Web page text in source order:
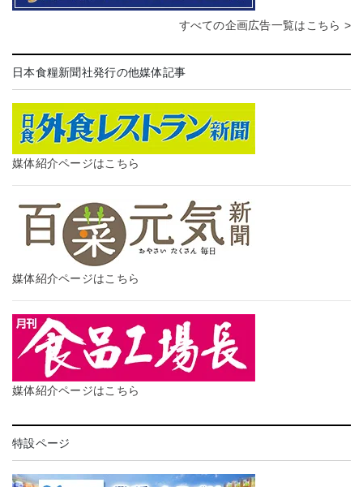
すべての企画広告一覧はこちら >
日本食糧新聞社発行の他媒体記事
媒体紹介ページはこちら
媒体紹介ページはこちら
媒体紹介ページはこちら
特設ページ